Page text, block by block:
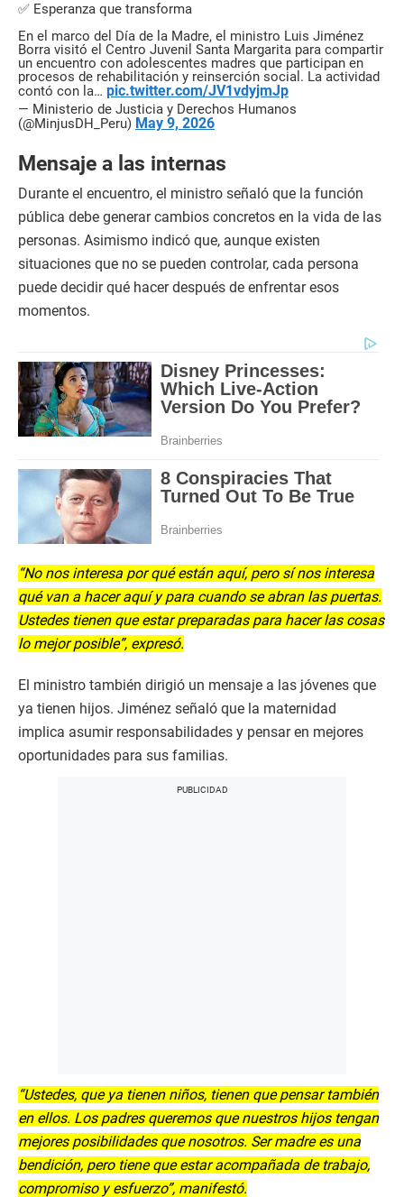
✅ Esperanza que transforma
En el marco del Día de la Madre, el ministro Luis Jiménez
Borra visitó el Centro Juvenil Santa Margarita para compartir
un encuentro con adolescentes madres que participan en
procesos de rehabilitación y reinserción social. La actividad
contó con la… pic.twitter.com/JV1vdyjmJp
— Ministerio de Justicia y Derechos Humanos
(@MinjusDH_Peru) May 9, 2026
Mensaje a las internas
Durante el encuentro, el ministro señaló que la función
pública debe generar cambios concretos en la vida de las
personas. Asimismo indicó que, aunque existen
situaciones que no se pueden controlar, cada persona
puede decidir qué hacer después de enfrentar esos
momentos.
“No nos interesa por qué están aquí, pero sí nos interesa
qué van a hacer aquí y para cuando se abran las puertas.
Ustedes tienen que estar preparadas para hacer las cosas
lo mejor posible”, expresó.
El ministro también dirigió un mensaje a las jóvenes que
ya tienen hijos. Jiménez señaló que la maternidad
implica asumir responsabilidades y pensar en mejores
oportunidades para sus familias.
“Ustedes, que ya tienen niños, tienen que pensar también
en ellos. Los padres queremos que nuestros hijos tengan
mejores posibilidades que nosotros. Ser madre es una
bendición, pero tiene que estar acompañada de trabajo,
compromiso y esfuerzo”, manifestó.